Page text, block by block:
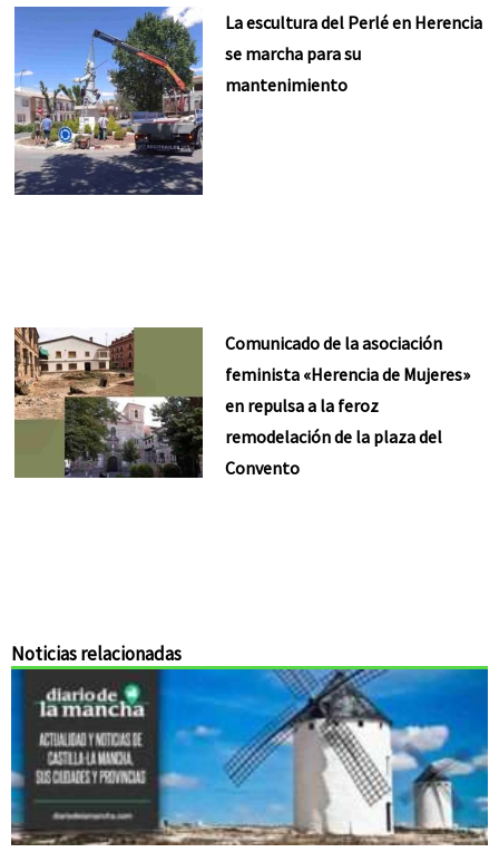
La escultura del Perlé en Herencia
se marcha para su
mantenimiento
Comunicado de la asociación
feminista «Herencia de Mujeres»
en repulsa a la feroz
remodelación de la plaza del
Convento
Noticias relacionadas